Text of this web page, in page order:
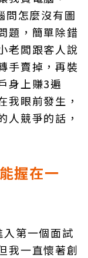
問怎麼沒有圖
題，簡單除錯
老闆跟客人說
手賣掉，再裝
身上賺3遍
我眼前發生，
人競爭的話，
握在一
第一個面試
我一直懷著創